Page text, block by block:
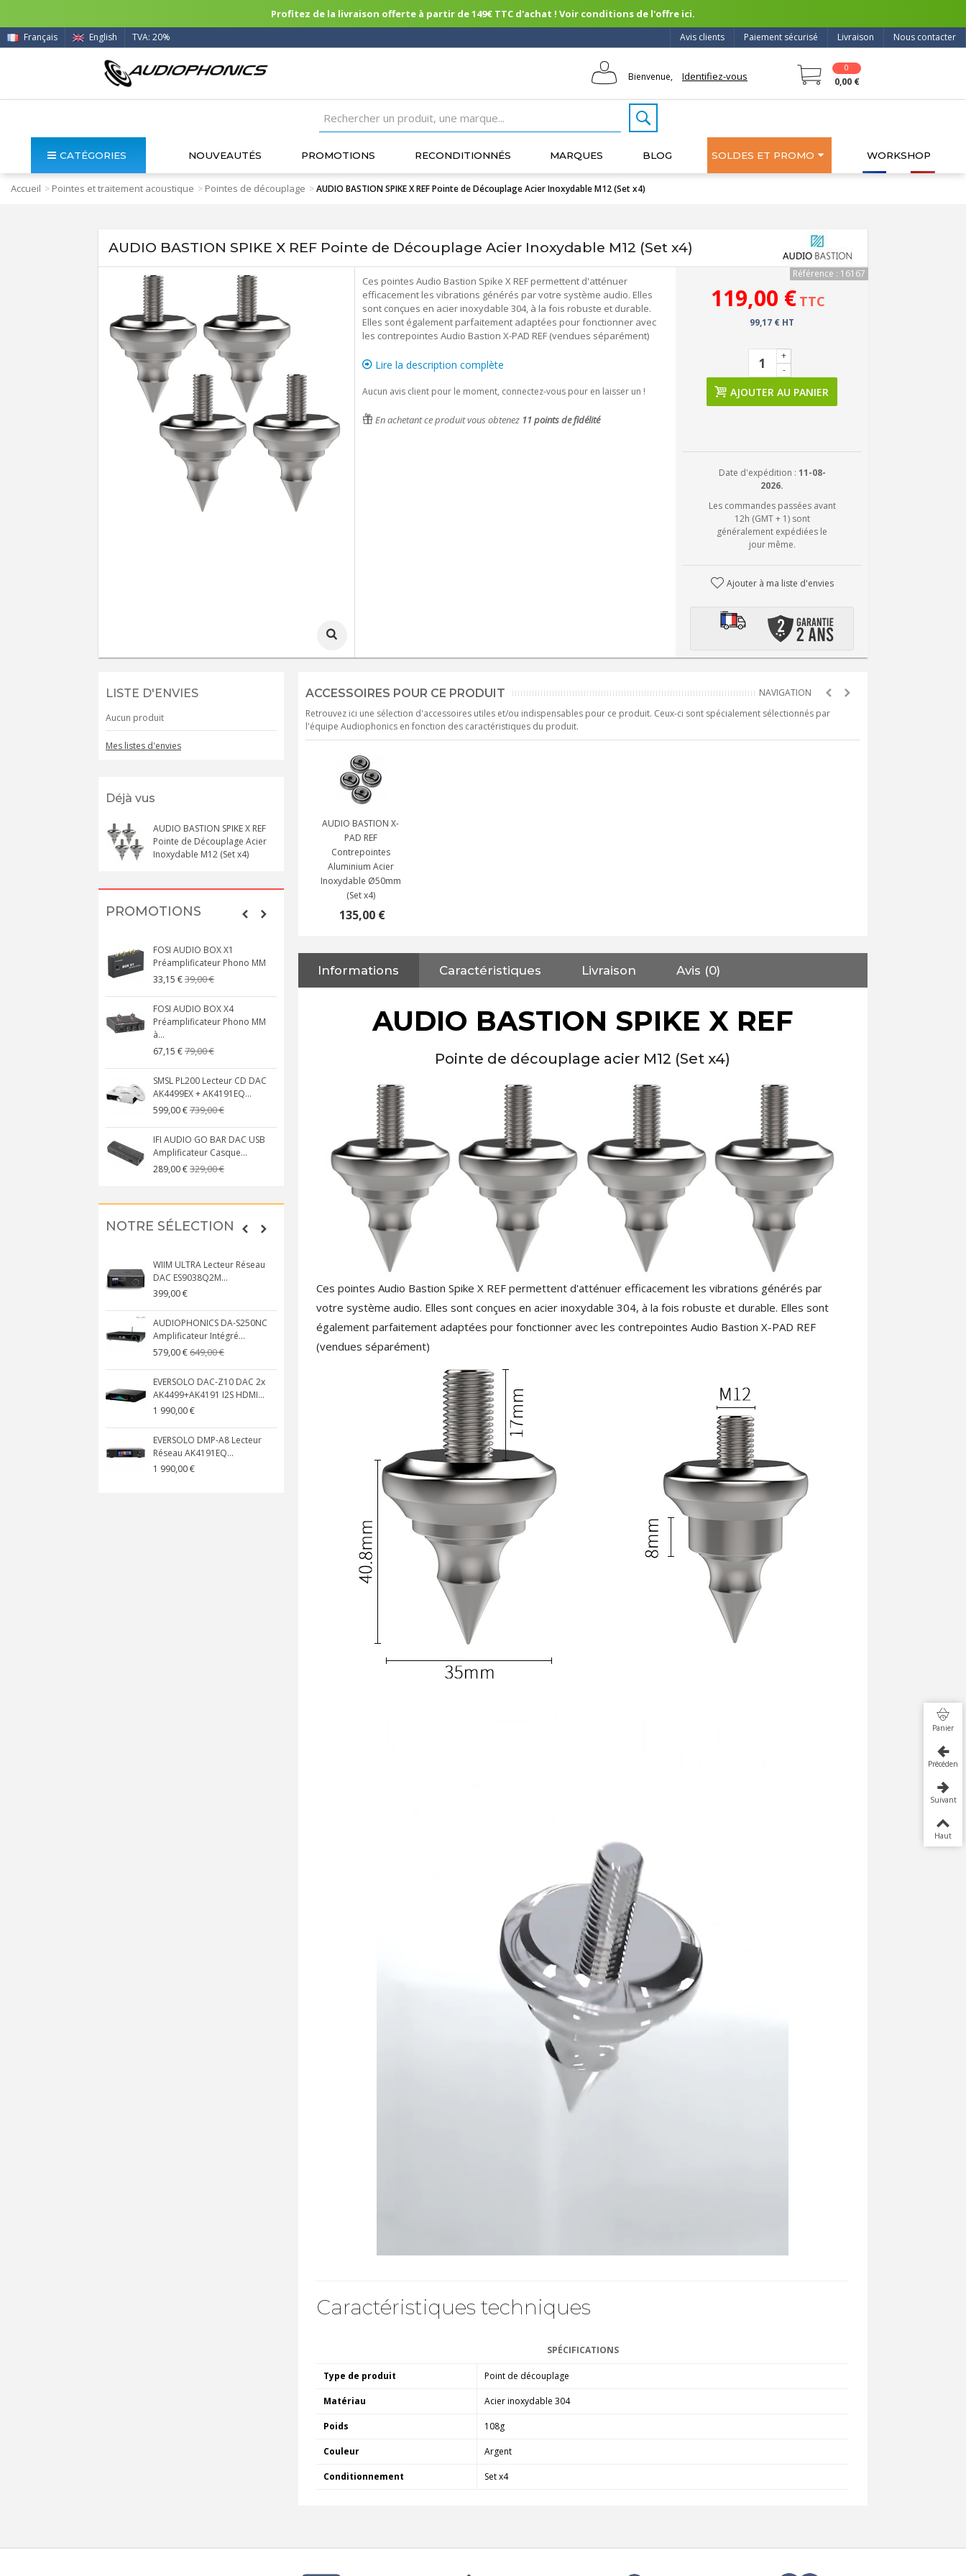
Profitez de la livraison offerte à partir de 149€ TTC d'achat ! Voir conditions de l'offre ici.
Nous contacter
Livraison
Paiement sécurisé
Avis clients
Français English TVA: 20%
Bienvenue, Identifiez-vous
0
0,00 €
CATÉGORIES NOUVEAUTÉS PROMOTIONS RECONDITIONNÉS MARQUES BLOG SOLDES ET PROMO WORKSHOP
Accueil > Pointes et traitement acoustique > Pointes de découplage >AUDIO BASTION SPIKE X REF Pointe de Découplage Acier Inoxydable M12 (Set x4)
AUDIO BASTION SPIKE X REF Pointe de Découplage Acier Inoxydable M12 (Set x4)
Ces pointes Audio Bastion Spike X REF permettent d'atténuer
efficacement les vibrations générés par votre système audio. Elles
sont conçues en acier inoxydable 304, à la fois robuste et durable.
Elles sont également parfaitement adaptées pour fonctionner avec
les contrepointes Audio Bastion X-PAD REF (vendues séparément)
Lire la description complète
Aucun avis client pour le moment, connectez-vous pour en laisser un !
En achetant ce produit vous obtenez 11 points de fidélité
Référence : 16167
119,00 € TTC
99,17 € HT
-
+
AJOUTER AU PANIER
Date d'expédition : 11-08-
2026.
Les commandes passées avant
12h (GMT + 1) sont
généralement expédiées le
jour même.
Ajouter à ma liste d'envies
LISTE D'ENVIES
Aucun produit
Mes listes d'envies
Déjà vus
AUDIO BASTION SPIKE X REF
Pointe de Découplage Acier
Inoxydable M12 (Set x4)
PROMOTIONS
FOSI AUDIO BOX X1
Préamplificateur Phono MM
33,15 €39,00 €
FOSI AUDIO BOX X4
Préamplificateur Phono MM
à...
67,15 €79,00 €
SMSL PL200 Lecteur CD DAC
AK4499EX + AK4191EQ...
599,00 €739,00 €
IFI AUDIO GO BAR DAC USB
Amplificateur Casque...
289,00 €329,00 €
4,95 €
[GRADE B] DAYTON AUDIO
MKSX4 Enceinte Subwoofer...
AUDIOPHONICS DA-S250NC
649,00 €
FOSI AUDIO CA30
Amplificateur 4 Voies pour...
135,99 €159,99 €
NOTRE SÉLECTION
WIIM ULTRA Lecteur Réseau
DAC ES9038Q2M...
399,00 €
AUDIOPHONICS DA-S250NC
Amplificateur Intégré...
579,00 €649,00 €
EVERSOLO DAC-Z10 DAC 2x
AK4499+AK4191 I2S HDMI...
1 990,00 €
EVERSOLO DMP-A8 Lecteur
Réseau AK4191EQ...
1 990,00 €
AUDIOPHONICS DAW-S250NC
790,00 €
DAN CLARK AUDIO AEON 2
CLOSED NOIRE Casque...
919,00 €
ACCESSOIRES POUR CE PRODUIT
Retrouvez ici une sélection d'accessoires utiles et/ou indispensables pour ce produit. Ceux-ci sont spécialement sélectionnés par
l'équipe Audiophonics en fonction des caractéristiques du produit.
AUDIO BASTION X-
PAD REF
Contrepointes
Aluminium Acier
Inoxydable Ø50mm
(Set x4)
135,00 €
Informations Caractéristiques Livraison Avis (0)
AUDIO BASTION SPIKE X REF
Pointe de découplage acier M12 (Set x4)
Ces pointes Audio Bastion Spike X REF permettent d'atténuer efficacement les vibrations générés par
votre système audio. Elles sont conçues en acier inoxydable 304, à la fois robuste et durable. Elles sont
également parfaitement adaptées pour fonctionner avec les contrepointes Audio Bastion X-PAD REF
(vendues séparément)
Caractéristiques techniques
SPÉCIFICATIONS
Type de produit Point de découplage
Matériau Acier inoxydable 304
Poids 108g
Couleur Argent
Conditionnement Set x4
Panier
Précédent
Suivant
Haut